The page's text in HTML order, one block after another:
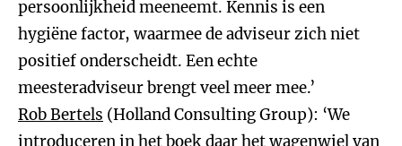
persoonlijkheid meeneemt. Kennis is een
hygiëne factor, waarmee de adviseur zich niet
positief onderscheidt. Een echte
meesteradviseur brengt veel meer mee.’
Rob Bertels (Holland Consulting Group): ‘We
introduceren in het boek daar het wagenwiel van